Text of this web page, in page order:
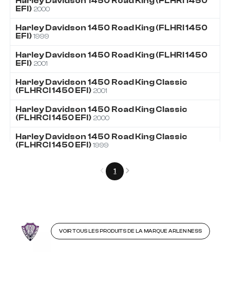
EFI) 2000
Harley Davidson 1450 Road King (FLHRI 1450
EFI) 1999
Harley Davidson 1450 Road King (FLHRI 1450
EFI) 2001
Harley Davidson 1450 Road King Classic
(FLHRCI 1450 EFI) 2001
Harley Davidson 1450 Road King Classic
(FLHRCI 1450 EFI) 2000
Harley Davidson 1450 Road King Classic
(FLHRCI 1450 EFI) 1999
Précédent
1 Suivant
VOIR TOUS LES PRODUITS DE LA MARQUE ARLEN NESS